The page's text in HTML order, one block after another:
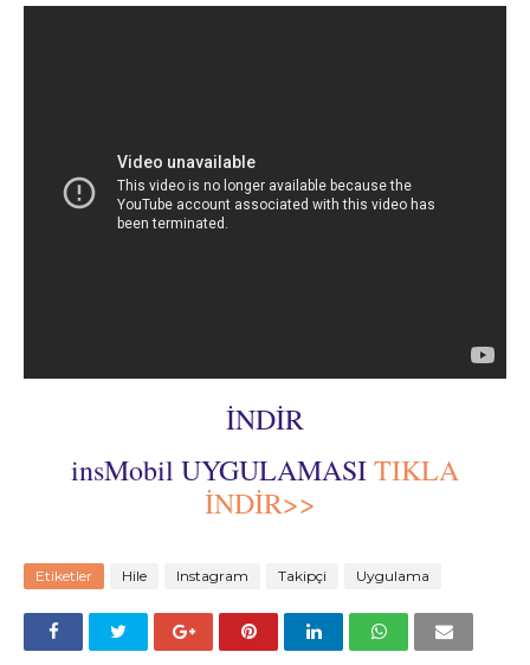
İNDİR
insMobil UYGULAMASITIKLA
İNDİR>>
Etiketler Hile Instagram Takipçi Uygulama